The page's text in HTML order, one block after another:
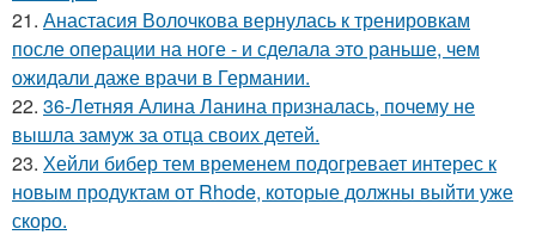
21. Анастасия Волочкова вернулась к тренировкам
после операции на ноге - и сделала это раньше, чем
ожидали даже врачи в Германии.
22. 36-Летняя Алина Ланина призналась, почему не
вышла замуж за отца своих детей.
23. Хейли бибер тем временем подогревает интерес к
новым продуктам от Rhode, которые должны выйти уже
скоро.